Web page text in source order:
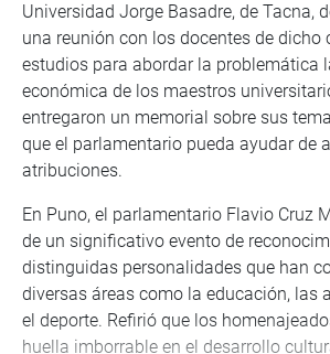
Universidad Jorge Basadre, de Tacna,
una reunión con los docentes de dicho
estudios para abordar la problemática
económica de los maestros
entregaron un memorial sobre sus
que el parlamentario pueda ayudar de
atribuciones.
En Puno, el parlamentario Flavio Cruz
de un significativo evento de
distinguidas personalidades que han
diversas áreas como la educación, las
el deporte. Refirió que los
huella imborrable en el desarrollo